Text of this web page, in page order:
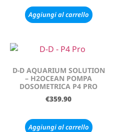
Aggiungi al carrello
D-D AQUARIUM SOLUTION
– H2OCEAN POMPA
DOSOMETRICA P4 PRO
€359.90
Aggiungi al carrello